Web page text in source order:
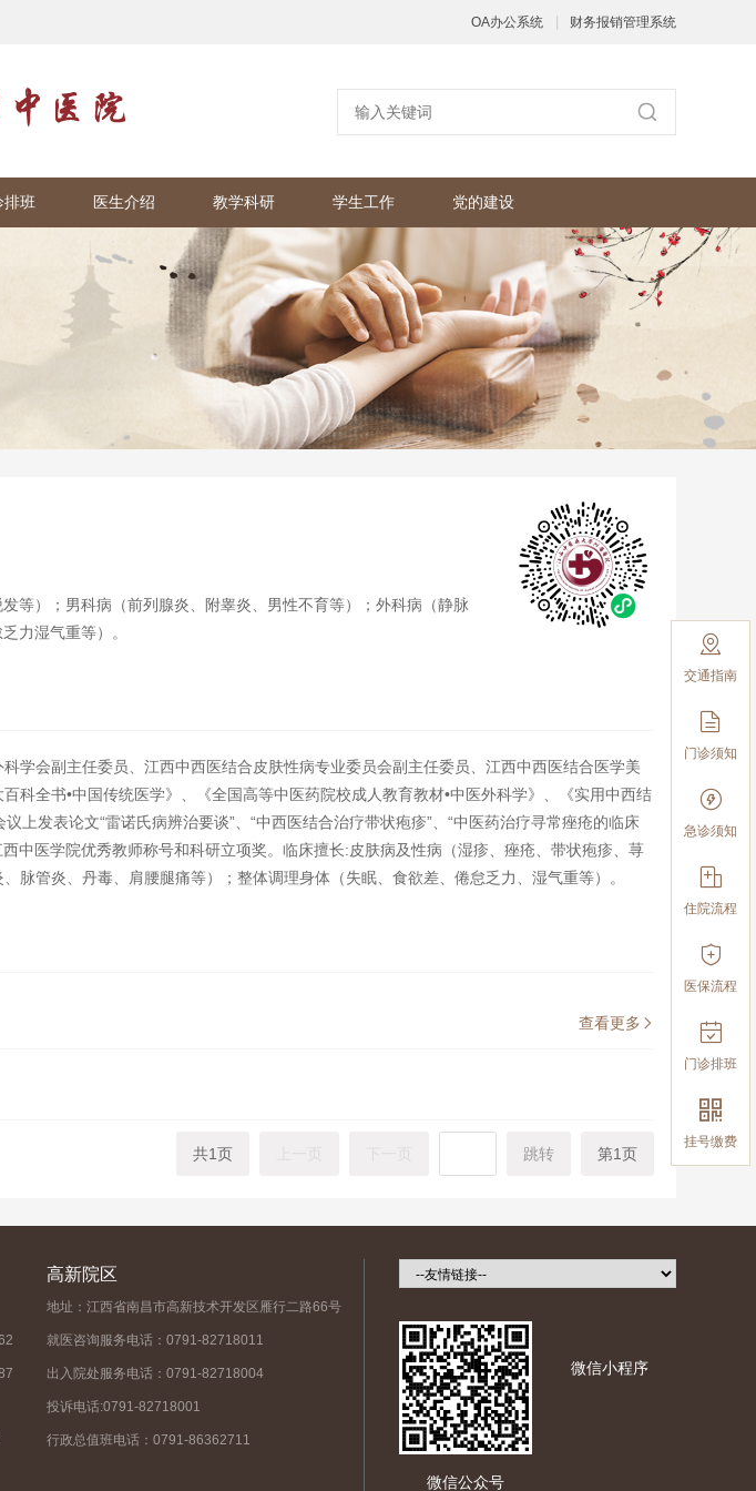
OA办公系统 财务报销管理系统
排班 医生介绍 教学科研 学生工作 党的建设
等）；男科病（前列腺炎、附睾炎、男性不育等）；外科病（静脉
力湿气重等）。
学会副主任委员、江西中西医结合皮肤性病专业委员会副主任委员、江西中西医结合医学美
全书•中国传统医学》、《全国高等中医药院校成人教育教材•中医外科学》、《实用中西结
发表论文“雷诺氏病辨治要谈”、“中西医结合治疗带状疱疹”、“中医药治疗寻常痤疮的临床
中医学院优秀教师称号和科研立项奖。临床擅长:皮肤病及性病（湿疹、痤疮、带状疱疹、荨
管炎、丹毒、肩腰腿痛等）；整体调理身体（失眠、食欲差、倦怠乏力、湿气重等）。
查看更多 
共1页 跳转 第1页
高新院区
地址：江西省南昌市高新技术开发区雁行二路66号
就医咨询服务电话：0791-82718011
出入院处服务电话：0791-82718004
投诉电话:0791-82718001
行政总值班电话：0791-86362711
微信公众号
微信小程序

交通指南

门诊须知

急诊须知

住院流程

医保流程

门诊排班

挂号缴费